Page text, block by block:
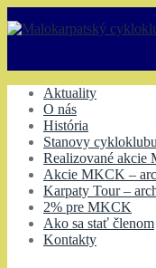
na
Aktuality
O nás
História
Stanovy
Realizované akcie
Akcie MKCK –
Karpaty Tour –
2% pre MKCK
Ako sa stať členom
Kontakty